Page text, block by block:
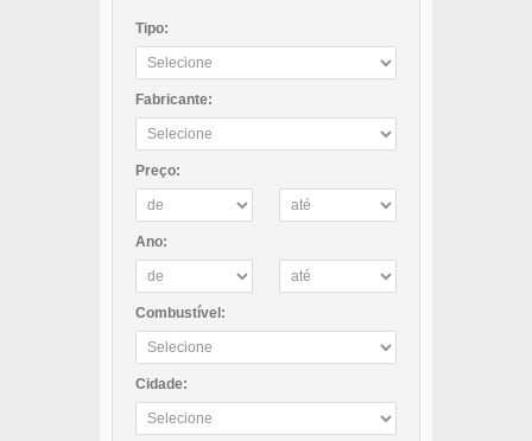
Tipo:
Fabricante:
Preço:
Ano:
Combustível:
Cidade: